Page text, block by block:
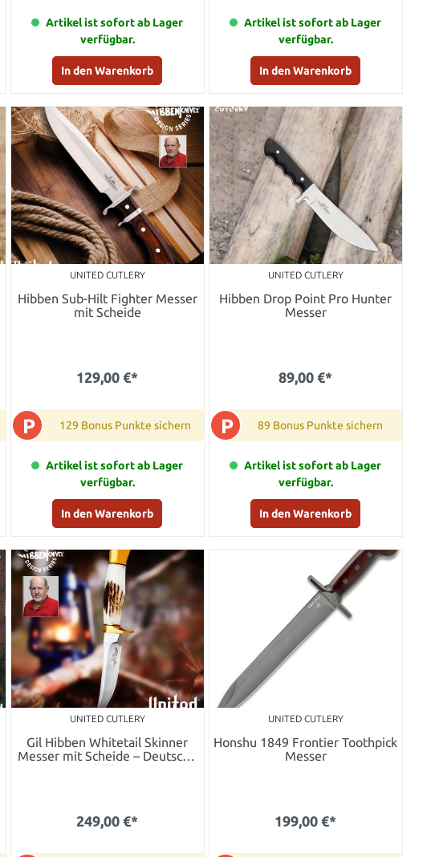
Artikel ist sofort ab Lager
verfügbar.
In den Warenkorb
Artikel ist sofort ab Lager
verfügbar.
In den Warenkorb
UNITED CUTLERY
Hibben Sub-Hilt Fighter Messer
mit Scheide
129,00 €*
P 129 Bonus Punkte sichern
Artikel ist sofort ab Lager
verfügbar.
In den Warenkorb
UNITED CUTLERY
Hibben Drop Point Pro Hunter
Messer
89,00 €*
P 89 Bonus Punkte sichern
Artikel ist sofort ab Lager
verfügbar.
In den Warenkorb
UNITED CUTLERY
Gil Hibben Whitetail Skinner
Messer mit Scheide – Deutsche
Stahlklinge
249,00 €*
UNITED CUTLERY
Honshu 1849 Frontier Toothpick
Messer
199,00 €*